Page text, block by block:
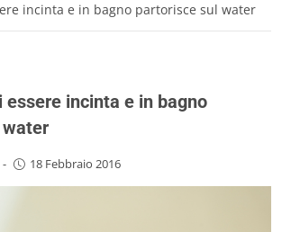
incinta e in bagno partorisce sul water
essere incinta e in bagno
- 18 Febbraio 2016